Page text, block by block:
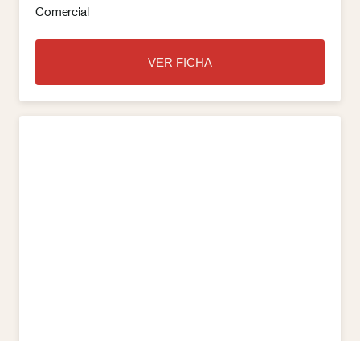
Comercial
VER FICHA